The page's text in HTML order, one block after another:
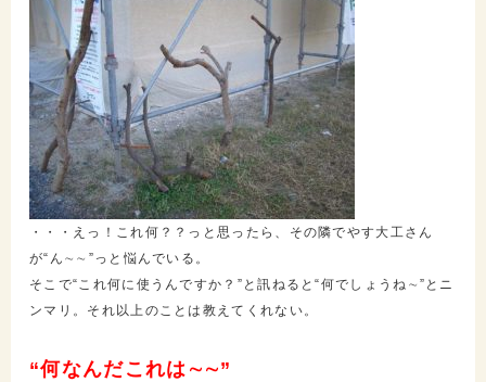
・・・えっ！これ何？？っと思ったら、その隣でやす大工さん
が“ん∼∼”っと悩んでいる。
そこで“これ何に使うんですか？”と訊ねると“何でしょうね∼”とニ
ンマリ。それ以上のことは教えてくれない。
“何なんだこれは∼∼”